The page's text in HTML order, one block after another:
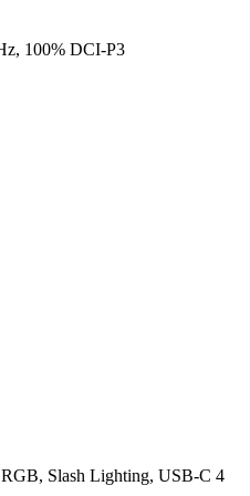
100% DCI-P3
Slash Lighting, USB-C 4